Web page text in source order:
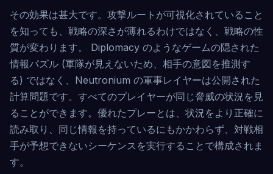
その効果は甚大です。攻撃ルートが可視化されていること
を知っても、戦略の深さが薄れるわけではなく、戦略の性
質が変わります。 Diplomacy のようなゲームの隠された
情報パズル (軍隊が見えないため、相手の意図を推測す
る) ではなく、Neutronium の軍事レイヤーは公開された
計算問題です。すべてのプレイヤーが同じ脅威の状況を見
ることができます。優れたプレーとは、状況をより正確に
読み取り、同じ情報を持っているにもかかわらず、対戦相
手が予想できないシーケンスを実行することで構成されま
す。